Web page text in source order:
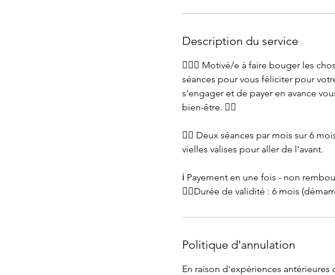
Description du service
💁🏻‍♀️ Motivé/e à faire bouger les
séances pour vous féliciter pour
s'engager et de payer en avance
bien-être. 👍🏻
👉🏻 Deux séances par mois sur 6
vielles valises pour aller de l'avant.
ℹ️ Payement en une fois - non
👉🏻Durée de validité : 6 mois
Politique d'annulation
En raison d'expériences